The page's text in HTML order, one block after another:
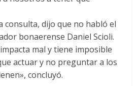
consulta, dijo que no habló el
bonaerense Daniel Scioli.
mal y tiene imposible
actuar y no preguntar a los
concluyó.